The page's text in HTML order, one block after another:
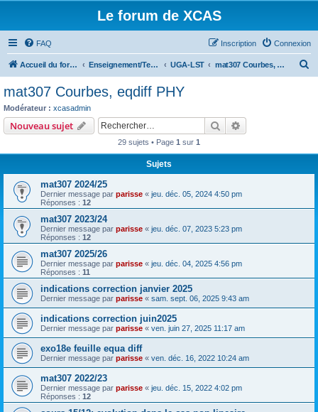
Le forum de XCAS
FAQ Connexion
Inscription
Accueil du forum Enseignement/Teaching UGA-LST mat307 Courbes, eqdiff PHY
mat307 Courbes, eqdiff PHY
Modérateur : xcasadmin
Nouveau sujet Rechercher
29 sujets • Page 1 sur 1
Sujets
mat307 2024/25
Dernier message par parisse « jeu. déc. 05, 2024 4:50 pm
Réponses : 12
mat307 2023/24
Dernier message par parisse « jeu. déc. 07, 2023 5:23 pm
Réponses : 12
mat307 2025/26
Dernier message par parisse « jeu. déc. 04, 2025 4:56 pm
Réponses : 11
indications correction janvier 2025
Dernier message par parisse « sam. sept. 06, 2025 9:43 am
indications correction juin2025
Dernier message par parisse « ven. juin 27, 2025 11:17 am
exo18e feuille equa diff
Dernier message par parisse « ven. déc. 16, 2022 10:24 am
mat307 2022/23
Dernier message par parisse « jeu. déc. 15, 2022 4:02 pm
Réponses : 12